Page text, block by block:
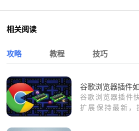
相关阅读
攻略 教程 技巧
谷歌浏览器插件
谷歌浏览器插件
扩展保持最新，